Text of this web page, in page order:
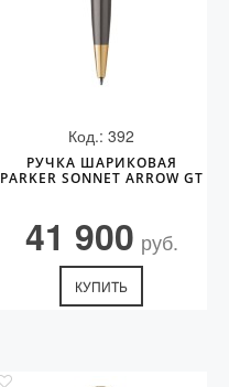
Код.: 392
РУЧКА ШАРИКОВАЯ
PARKER SONNET ARROW GT
41 900 руб.
КУПИТЬ